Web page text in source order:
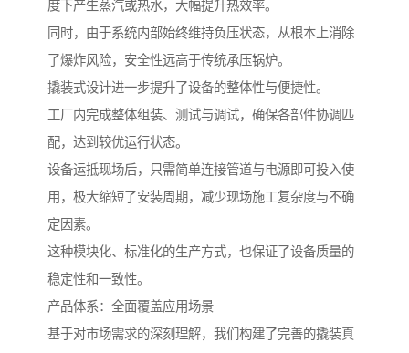
度下产生蒸汽或热水，大幅提升热效率。
同时，由于系统内部始终维持负压状态，从根本上消除
了爆炸风险，安全性远高于传统承压锅炉。
撬装式设计进一步提升了设备的整体性与便捷性。
工厂内完成整体组装、测试与调试，确保各部件协调匹
配，达到较优运行状态。
设备运抵现场后，只需简单连接管道与电源即可投入使
用，极大缩短了安装周期，减少现场施工复杂度与不确
定因素。
这种模块化、标准化的生产方式，也保证了设备质量的
稳定性和一致性。
产品体系：全面覆盖应用场景
基于对市场需求的深刻理解，我们构建了完善的撬装真